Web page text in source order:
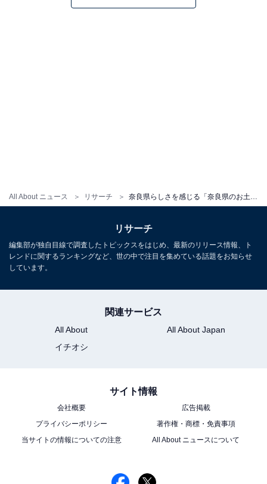
All About ニュース リサーチ
リサーチ
編集部が独自目線で調査したトピックスをはじめ、最新のリリース情報、ト
レンドに関するランキングなど、世の中で注目を集めている話題をお知らせ
しています。
関連サービス
All About
All About Japan
イチオシ
サイト情報
会社概要
広告掲載
プライバシーポリシー
著作権・商標・免責事項
当サイトの情報についての注意
All About ニュースについて